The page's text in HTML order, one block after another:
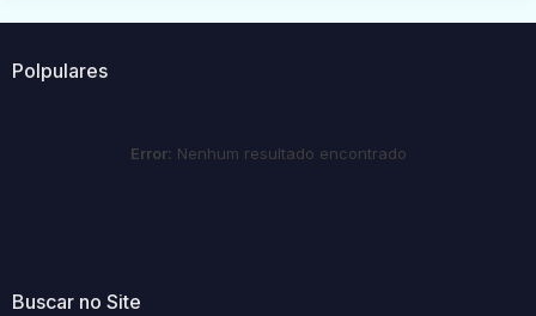
Polpulares
Error: Nenhum resultado encontrado
Buscar no Site